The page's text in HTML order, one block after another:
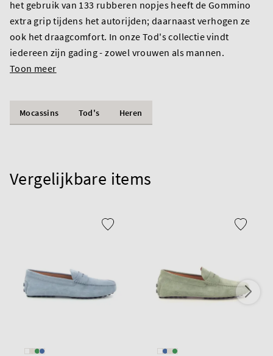
het gebruik van 133 rubberen nopjes heeft de Gommino
extra grip tijdens het autorijden; daarnaast verhogen ze
ook het draagcomfort. In onze Tod's collectie vindt
iedereen zijn gading - zowel vrouwen als mannen.
Toon meer
Mocassins Tod's Heren
Vergelijkbare items